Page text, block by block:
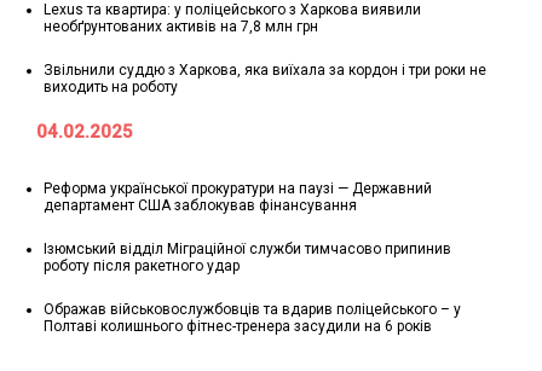
Lexus та квартира: у поліцейського з Харкова виявили
необґрунтованих активів на 7,8 млн грн
Звільнили суддю з Харкова, яка виїхала за кордон і три роки не
виходить на роботу
04.02.2025
Реформа української прокуратури на паузі — Державний
департамент США заблокував фінансування
Ізюмський відділ Міграційної служби тимчасово припинив
роботу після ракетного удар
Ображав військовослужбовців та вдарив поліцейського – у
Полтаві колишнього фітнес-тренера засудили на 6 років